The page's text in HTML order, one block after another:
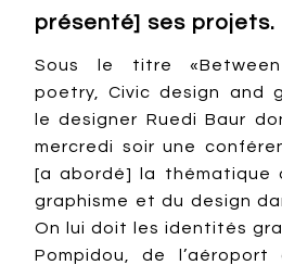
présenté] ses projets.
Sous le titre
poetry, Civic design and
le designer Ruedi Baur
mercredi soir une
[a abordé] la thématique
graphisme et du design
On lui doit les identités
Pompidou, de l’aéroport